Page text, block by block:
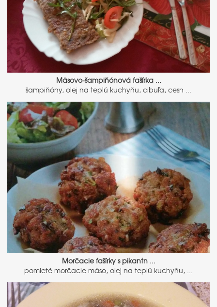
Mäsovo-šampiňónová fašírka ...
šampiňóny, olej na teplú kuchyňu, cibuľa, cesn ...
Morčacie fašírky s pikantn ...
pomleté morčacie mäso, olej na teplú kuchyňu, ...